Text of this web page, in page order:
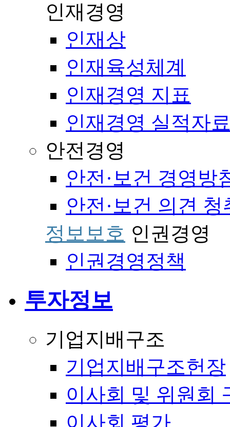
인재경영
인재상
인재육성체계
인재경영 지표
인재경영 실적자
안전경영
안전·보건 경영방
안전·보건 의견 청
정보보호 인권경영
인권경영정책
투자정보
기업지배구조
기업지배구조헌장
이사회 및 위원회
이사회 평가